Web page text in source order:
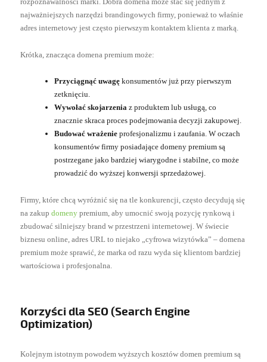
najważniejszych narzędzi brandingowych firmy, ponieważ to właśnie
adres internetowy jest często pierwszym kontaktem klienta z marką.
Krótka, znacząca domena premium może:
Przyciągnąć uwagę konsumentów już przy pierwszym
zetknięciu.
Wywołać skojarzeniaz produktem lub usługą, co
znacznie skraca proces podejmowania decyzji zakupowej.
Budować wrażenie profesjonalizmu i zaufania. W oczach
konsumentów firmy posiadające domeny premium są
postrzegane jako bardziej wiarygodne i stabilne, co może
prowadzić do wyższej konwersji sprzedażowej.
Firmy, które chcą wyróżnić się na tle konkurencji, często decydują się
na zakupdomenypremium, aby umocnić swoją pozycję rynkową i
zbudować silniejszy brand w przestrzeni internetowej. W świecie
biznesu online, adres URL to niejako „cyfrowa wizytówka” – domena
premium może sprawić, że marka od razu wyda się klientom bardziej
wartościowa i profesjonalna.
Korzyści dla SEO (Search Engine
Optimization)
Kolejnym istotnym powodem wyższych kosztów domen premium są